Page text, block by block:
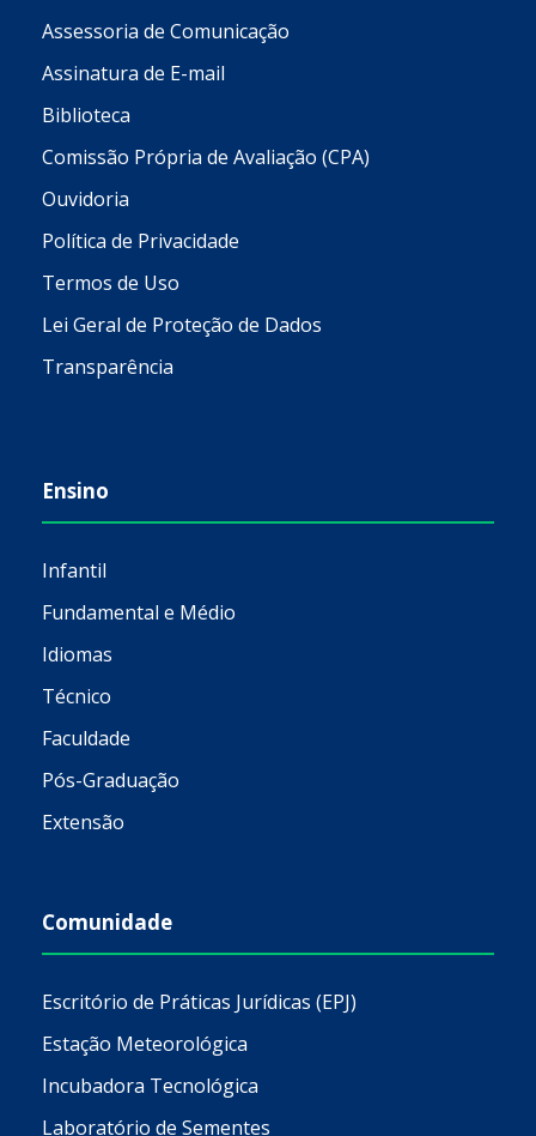
Assessoria de Comunicação
Assinatura de E-mail
Biblioteca
Comissão Própria de Avaliação (CPA)
Ouvidoria
Política de Privacidade
Termos de Uso
Lei Geral de Proteção de Dados
Transparência
Ensino
Infantil
Fundamental e Médio
Idiomas
Técnico
Faculdade
Pós-Graduação
Extensão
Comunidade
Escritório de Práticas Jurídicas (EPJ)
Estação Meteorológica
Incubadora Tecnológica
Laboratório de Sementes